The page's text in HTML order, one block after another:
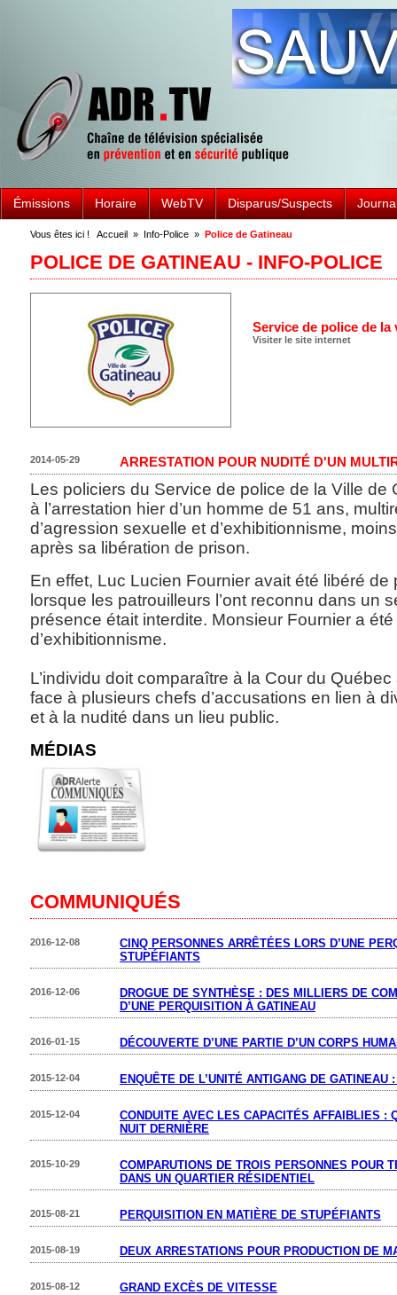
Émissions Horaire WebTV Disparus/Suspects
Vous êtes ici ! Accueil » Info-Police » Police de Gatineau
POLICE DE GATINEAU - INFO-POLICE
Service de police de la
Visiter le site internet
ARRESTATION POUR NUDITÉ D'UN
2014-05-29
Les policiers du Service de police de la Ville de
à l’arrestation hier d’un homme de 51 ans,
d’agression sexuelle et d’exhibitionnisme,
après sa libération de prison.
En effet, Luc Lucien Fournier avait été libéré de
lorsque les patrouilleurs l’ont reconnu dans un
présence était interdite. Monsieur Fournier a
d’exhibitionnisme.
L’individu doit comparaître à la Cour du Québec
face à plusieurs chefs d’accusations en lien à
et à la nudité dans un lieu public.
MÉDIAS
COMMUNIQUÉS
CINQ PERSONNES ARRÊTÉES LORS D’UNE
STUPÉFIANTS
2016-12-08
DROGUE DE SYNTHÈSE : DES MILLIERS DE
D’UNE PERQUISITION À GATINEAU
2016-12-06
DÉCOUVERTE D’UNE PARTIE D’UN CORPS
2016-01-15
ENQUÊTE DE L’UNITÉ ANTIGANG DE GATINEAU
2015-12-04
CONDUITE AVEC LES CAPACITÉS AFFAIBLIES :
NUIT DERNIÈRE
2015-12-04
COMPARUTIONS DE TROIS PERSONNES POUR
DANS UN QUARTIER RÉSIDENTIEL
2015-10-29
PERQUISITION EN MATIÈRE DE STUPÉFIANTS
2015-08-21
DEUX ARRESTATIONS POUR PRODUCTION DE
2015-08-19
GRAND EXCÈS DE VITESSE
2015-08-12